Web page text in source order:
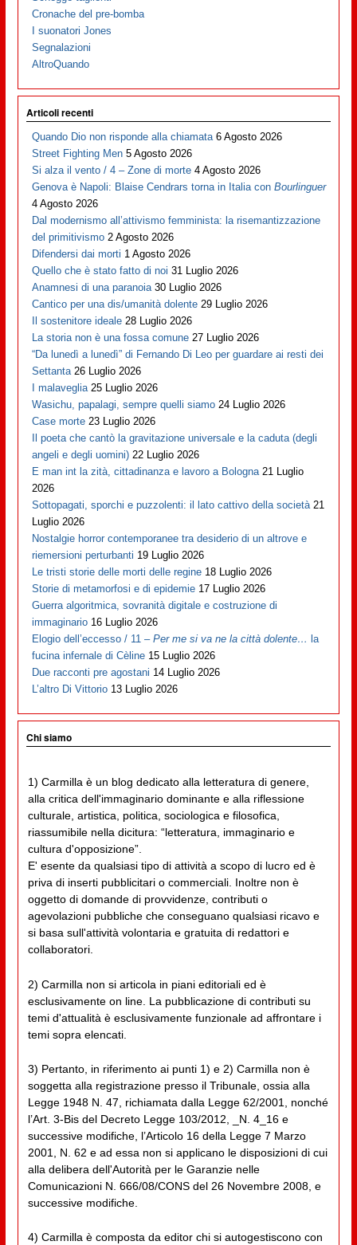
Cronache del pre-bomba
I suonatori Jones
Segnalazioni
AltroQuando
Articoli recenti
Quando Dio non risponde alla chiamata 6 Agosto 2026
Street Fighting Men 5 Agosto 2026
Si alza il vento / 4 – Zone di morte 4 Agosto 2026
Genova è Napoli: Blaise Cendrars torna in Italia conBourlinguer
4 Agosto 2026
Dal modernismo all’attivismo femminista: la risemantizzazione
del primitivismo 2 Agosto 2026
Difendersi dai morti 1 Agosto 2026
Quello che è stato fatto di noi 31 Luglio 2026
Anamnesi di una paranoia 30 Luglio 2026
Cantico per una dis/umanità dolente 29 Luglio 2026
Il sostenitore ideale 28 Luglio 2026
La storia non è una fossa comune 27 Luglio 2026
“Da lunedì a lunedì” di Fernando Di Leo per guardare ai resti dei
Settanta 26 Luglio 2026
I malaveglia 25 Luglio 2026
Wasichu, papalagi, sempre quelli siamo 24 Luglio 2026
Case morte 23 Luglio 2026
Il poeta che cantò la gravitazione universale e la caduta (degli
angeli e degli uomini) 22 Luglio 2026
E man int la zità, cittadinanza e lavoro a Bologna 21 Luglio
2026
Sottopagati, sporchi e puzzolenti: il lato cattivo della società 21
Luglio 2026
Nostalgie horror contemporanee tra desiderio di un altrove e
riemersioni perturbanti 19 Luglio 2026
Le tristi storie delle morti delle regine 18 Luglio 2026
Storie di metamorfosi e di epidemie 17 Luglio 2026
Guerra algoritmica, sovranità digitale e costruzione di
immaginario 16 Luglio 2026
Elogio dell’eccesso / 11 –Per me si va ne la città dolente… la
fucina infernale di Cèline 15 Luglio 2026
Due racconti pre agostani 14 Luglio 2026
L’altro Di Vittorio 13 Luglio 2026
Chi siamo
1) Carmilla è un blog dedicato alla letteratura di genere,
alla critica dell'immaginario dominante e alla riflessione
culturale, artistica, politica, sociologica e filosofica,
riassumibile nella dicitura: “letteratura, immaginario e
cultura d'opposizione”.
E' esente da qualsiasi tipo di attività a scopo di lucro ed è
priva di inserti pubblicitari o commerciali. Inoltre non è
oggetto di domande di provvidenze, contributi o
agevolazioni pubbliche che conseguano qualsiasi ricavo e
si basa sull'attività volontaria e gratuita di redattori e
collaboratori.
2) Carmilla non si articola in piani editoriali ed è
esclusivamente on line. La pubblicazione di contributi su
temi d'attualità è esclusivamente funzionale ad affrontare i
temi sopra elencati.
3) Pertanto, in riferimento ai punti 1) e 2) Carmilla non è
soggetta alla registrazione presso il Tribunale, ossia alla
Legge 1948 N. 47, richiamata dalla Legge 62/2001, nonché
l’Art. 3-Bis del Decreto Legge 103/2012, _N. 4_16 e
successive modifiche, l’Articolo 16 della Legge 7 Marzo
2001, N. 62 e ad essa non si applicano le disposizioni di cui
alla delibera dell'Autorità per le Garanzie nelle
Comunicazioni N. 666/08/CONS del 26 Novembre 2008, e
successive modifiche.
4) Carmilla è composta da editor chi si autogestiscono con